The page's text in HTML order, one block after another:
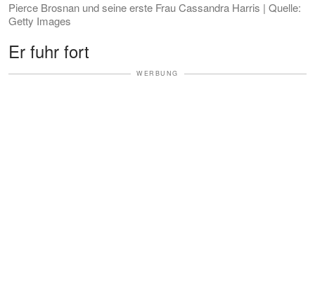
Pierce Brosnan und seine erste Frau Cassandra Harris | Quelle:
Getty Images
Er fuhr fort
WERBUNG